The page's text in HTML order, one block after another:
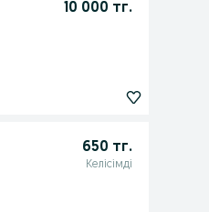
10 000 тг.
650 тг.
Келісімді